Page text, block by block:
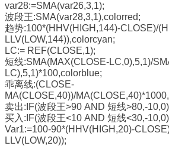
var28:=SMA(var26,3,1);
波段王:SMA(var28,3,1),colorred;
趋势:100*(HHV(HIGH,144)-CLOSE)/
LLV(LOW,144)),colorcyan;
LC:= REF(CLOSE,1);
短线:SMA(MAX(CLOSE-LC,0),5,1)/
LC),5,1)*100,colorblue;
乖离线:(CLOSE-
MA(CLOSE,40))/
卖出:IF(波段王>90 AND 短线>80,-
买入:IF(波段王<10 AND 短线<30,-
Var1:=100-90*(HHV(HIGH,20)-
LLV(LOW,20));